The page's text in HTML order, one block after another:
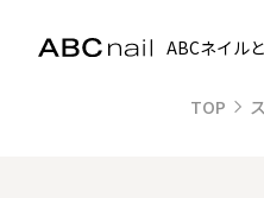
ABCネイル
TOP